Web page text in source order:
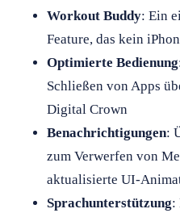
Workout Buddy: Ein
Feature, das kein
Optimierte Bedienung
Schließen von Apps
Digital Crown
Benachrichtigungen:
zum Verwerfen von
aktualisierte UI-
Sprachunterstützung: